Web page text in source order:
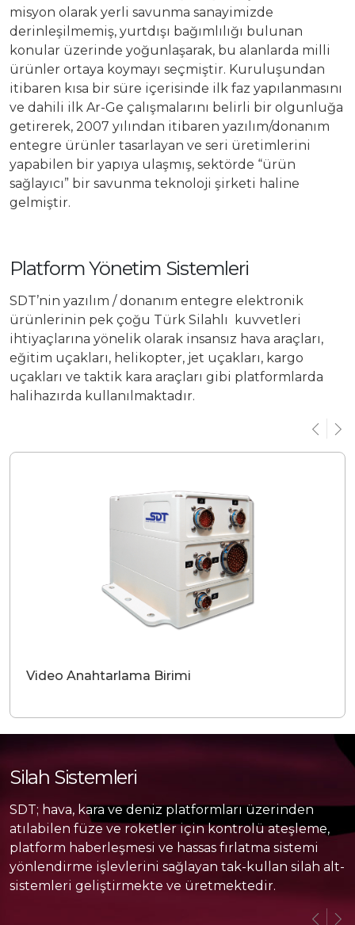
Üretim Programları
Şirket Bilgileri
Halka Arz
Özel Durum Açıklamaları
Raporlar
Finansal Bilgiler
Kurumsal Yönetim
Hisse Künye Bilgileri
İletişim Bilgileri
Yatırımcı Sunumu
Kariyer
Bize Ulaşın
misyon olarak yerli savunma sanayimizde
derinleşilmemiş, yurtdışı bağımlılığı bulunan
konular üzerinde yoğunlaşarak, bu alanlarda milli
ürünler ortaya koymayı seçmiştir. Kuruluşundan
itibaren kısa bir süre içerisinde ilk faz yapılanmasını
ve dahili ilk Ar-Ge çalışmalarını belirli bir olgunluğa
getirerek, 2007 yılından itibaren yazılım/donanım
entegre ürünler tasarlayan ve seri üretimlerini
yapabilen bir yapıya ulaşmış, sektörde “ürün
sağlayıcı” bir savunma teknoloji şirketi haline
gelmiştir.
Platform Yönetim Sistemleri
SDT’nin yazılım / donanım entegre elektronik
ürünlerinin pek çoğu Türk Silahlı kuvvetleri
ihtiyaçlarına yönelik olarak insansız hava araçları,
eğitim uçakları, helikopter, jet uçakları, kargo
uçakları ve taktik kara araçları gibi platformlarda
halihazırda kullanılmaktadır.
Video Anahtarlama Birimi
Silah Sistemleri
SDT; hava, kara ve deniz platformları üzerinden
atılabilen füze ve roketler için kontrolü ateşleme,
platform haberleşmesi ve hassas fırlatma sistemi
yönlendirme işlevlerini sağlayan tak-kullan silah alt-
sistemleri geliştirmekte ve üretmektedir.